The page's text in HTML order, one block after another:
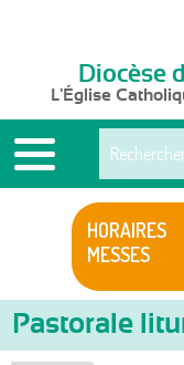
Diocèse
L'Église
HORAIRES
MESSES
Pastorale